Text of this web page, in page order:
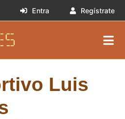
Entra Regístrate
Luis